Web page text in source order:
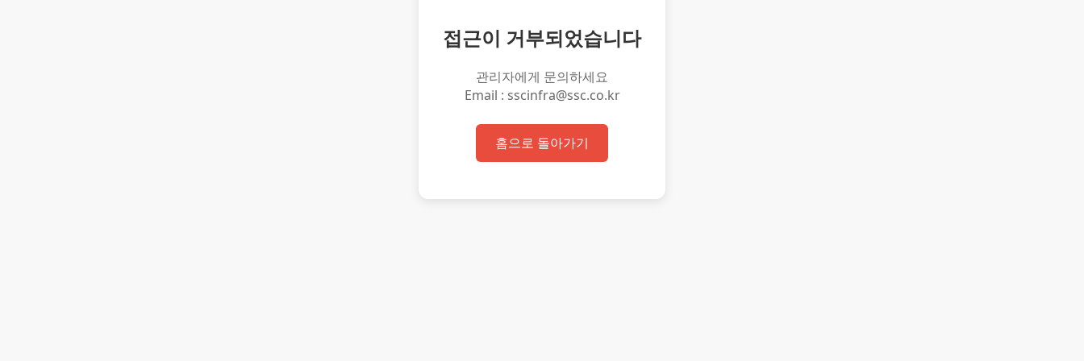
접근이 거부되었습니다
관리자에게 문의하세요
Email : sscinfra@ssc.co.kr
홈으로 돌아가기